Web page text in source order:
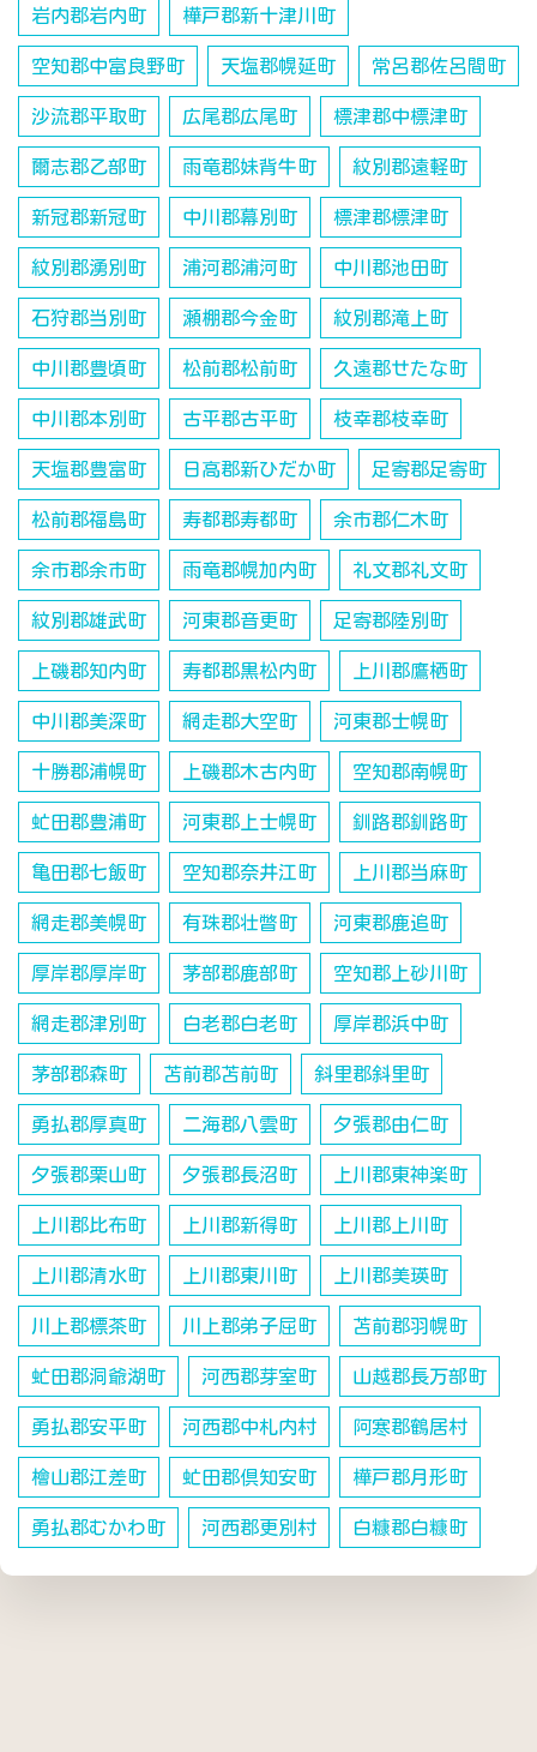
岩内郡岩内町 樺戸郡新十津川町
空知郡中富良野町 天塩郡幌延町 常呂郡佐呂間町
沙流郡平取町 広尾郡広尾町 標津郡中標津町
爾志郡乙部町 雨竜郡妹背牛町 紋別郡遠軽町
新冠郡新冠町 中川郡幕別町 標津郡標津町
紋別郡湧別町 浦河郡浦河町 中川郡池田町
石狩郡当別町 瀬棚郡今金町 紋別郡滝上町
中川郡豊頃町 松前郡松前町 久遠郡せたな町
中川郡本別町 古平郡古平町 枝幸郡枝幸町
天塩郡豊富町 日高郡新ひだか町 足寄郡足寄町
松前郡福島町 寿都郡寿都町 余市郡仁木町
余市郡余市町 雨竜郡幌加内町 礼文郡礼文町
紋別郡雄武町 河東郡音更町 足寄郡陸別町
上磯郡知内町 寿都郡黒松内町 上川郡鷹栖町
中川郡美深町 網走郡大空町 河東郡士幌町
十勝郡浦幌町 上磯郡木古内町 空知郡南幌町
虻田郡豊浦町 河東郡上士幌町 釧路郡釧路町
亀田郡七飯町 空知郡奈井江町 上川郡当麻町
網走郡美幌町 有珠郡壮瞥町 河東郡鹿追町
厚岸郡厚岸町 茅部郡鹿部町 空知郡上砂川町
網走郡津別町 白老郡白老町 厚岸郡浜中町
茅部郡森町 苫前郡苫前町 斜里郡斜里町
勇払郡厚真町 二海郡八雲町 夕張郡由仁町
夕張郡栗山町 夕張郡長沼町 上川郡東神楽町
上川郡比布町 上川郡新得町 上川郡上川町
上川郡清水町 上川郡東川町 上川郡美瑛町
川上郡標茶町 川上郡弟子屈町 苫前郡羽幌町
虻田郡洞爺湖町 河西郡芽室町 山越郡長万部町
勇払郡安平町 河西郡中札内村 阿寒郡鶴居村
檜山郡江差町 虻田郡倶知安町 樺戸郡月形町
勇払郡むかわ町 河西郡更別村 白糠郡白糠町